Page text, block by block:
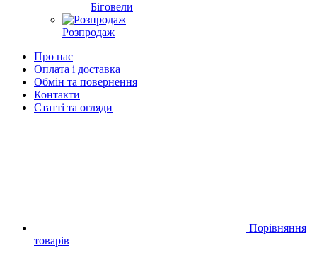
Біговели
Розпродаж
Про нас
Оплата і доставка
Обмін та повернення
Контакти
Статті та огляди
Порівняння
товарів